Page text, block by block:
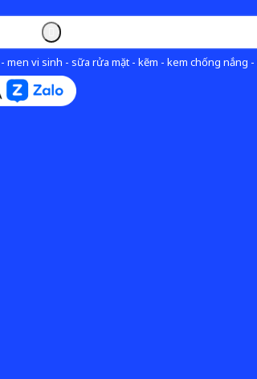
men vi sinh - sữa rửa mặt - kẽm - kem chống nắng -